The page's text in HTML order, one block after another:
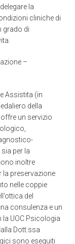
la
cliniche di
grado di
–
Assistita (in
della
un servizio
per la
inoltre
la preservazione
nelle coppie
del
consulenza e un
UOC Psicologia
Dott.ssa
sono eseguiti